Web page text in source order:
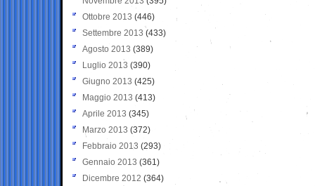
Ottobre 2013 (446)
Settembre 2013 (433)
Agosto 2013 (389)
Luglio 2013 (390)
Giugno 2013 (425)
Maggio 2013 (413)
Aprile 2013 (345)
Marzo 2013 (372)
Febbraio 2013 (293)
Gennaio 2013 (361)
Dicembre 2012 (364)